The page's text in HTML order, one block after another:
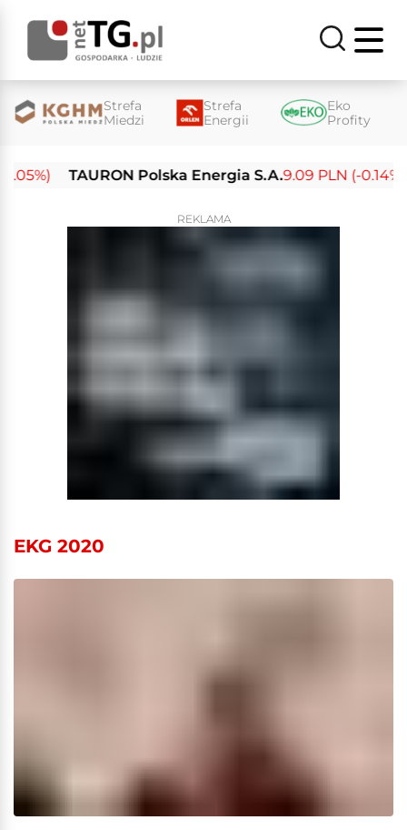
Strefa
Miedzi
Strefa
Energii
Eko
Profity
TAURON Polska Energia S.A.9.09 PLN (-0.14%)
REKLAMA
EKG 2020